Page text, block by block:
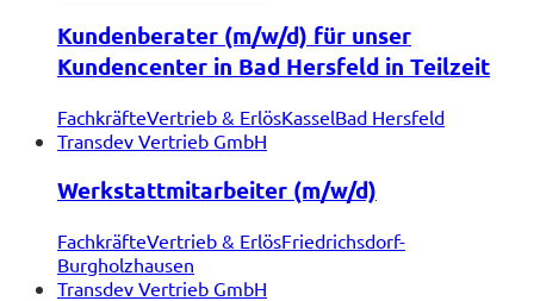
Kundenberater (m/w/d) für unser
Kundencenter in Bad Hersfeld in Teilzeit
FachkräfteVertrieb & ErlösKasselBad Hersfeld
Transdev Vertrieb GmbH
Werkstattmitarbeiter (m/w/d)
FachkräfteVertrieb & ErlösFriedrichsdorf-
Burgholzhausen
Transdev Vertrieb GmbH